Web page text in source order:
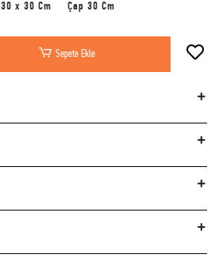
30 x 30 Cm Çap 30 Cm
Sepete Ekle